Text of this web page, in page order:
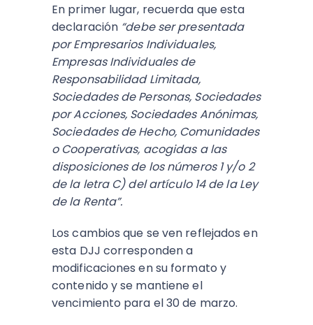
En primer lugar, recuerda que esta
declaración “debe ser presentada
por Empresarios Individuales,
Empresas Individuales de
Responsabilidad Limitada,
Sociedades de Personas, Sociedades
por Acciones, Sociedades Anónimas,
Sociedades de Hecho, Comunidades
o Cooperativas, acogidas a las
disposiciones de los números 1 y/o 2
de la letra C) del artículo 14 de la Ley
de la Renta”.
Los cambios que se ven reflejados en
esta DJJ corresponden a
modificaciones en su formato y
contenido y se mantiene el
vencimiento para el 30 de marzo.